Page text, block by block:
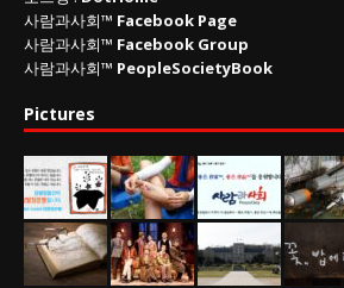
사람과사회™ Facebook Page
사람과사회™ Facebook Group
사람과사회™ PeopleSocietyBook
Pictures